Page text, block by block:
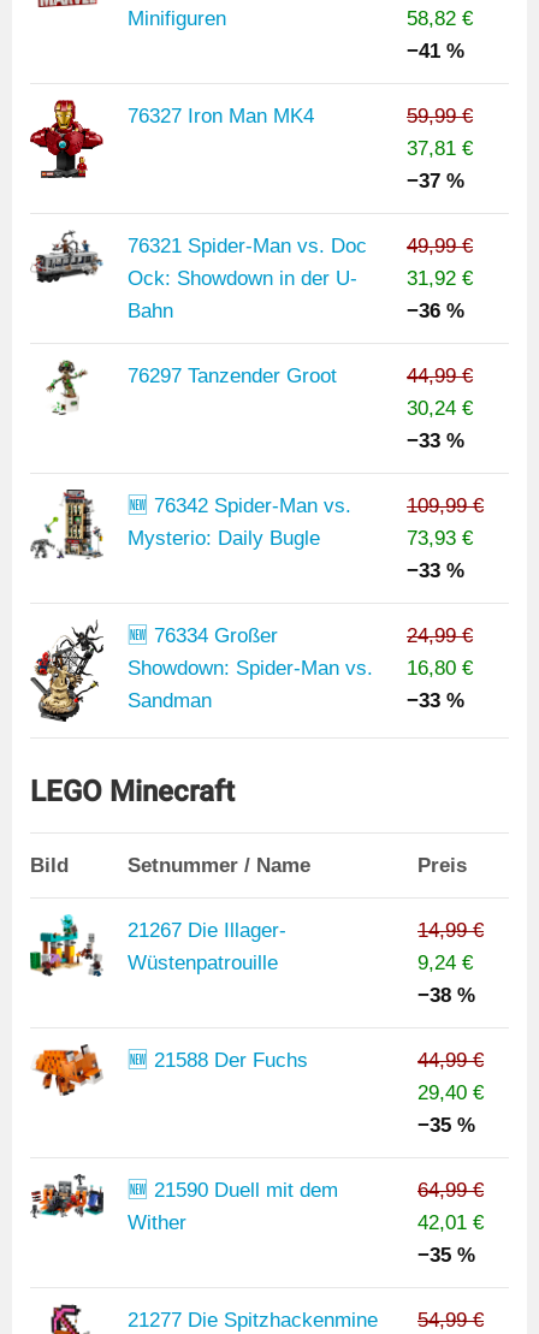
Minifiguren
58,82 €
−41 %
76327 Iron Man MK4
59,99 €
37,81 €
−37 %
76321 Spider-Man vs. Doc
Ock: Showdown in der U-
Bahn
49,99 €
31,92 €
−36 %
76297 Tanzender Groot
44,99 €
30,24 €
−33 %
🆕 76342 Spider-Man vs.
Mysterio: Daily Bugle
109,99 €
73,93 €
−33 %
🆕 76334 Großer
Showdown: Spider-Man vs.
Sandman
24,99 €
16,80 €
−33 %
LEGO Minecraft
Bild Setnummer / Name Preis
21267 Die Illager-
Wüstenpatrouille
14,99 €
9,24 €
−38 %
🆕 21588 Der Fuchs
44,99 €
29,40 €
−35 %
🆕 21590 Duell mit dem
Wither
64,99 €
42,01 €
−35 %
21277 Die Spitzhackenmine
54,99 €